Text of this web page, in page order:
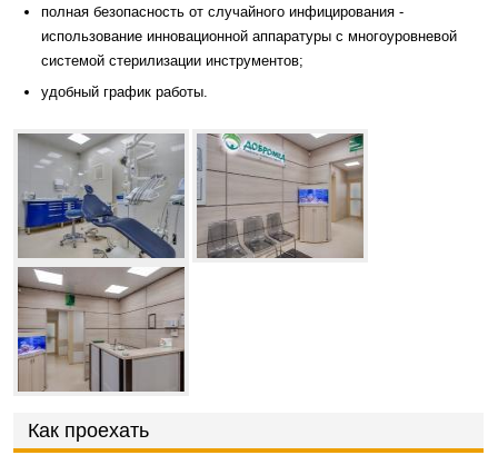
полная безопасность от случайного инфицирования -
использование инновационной аппаратуры с многоуровневой
системой стерилизации инструментов;
удобный график работы.
Как проехать